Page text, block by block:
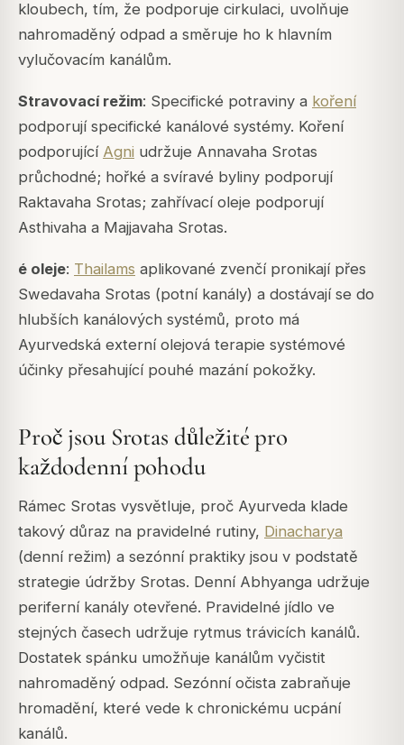
kloubech, tím, že podporuje cirkulaci, uvolňuje
nahromaděný odpad a směruje ho k hlavním
vylučovacím kanálům.
Stravovací režim: Specifické potraviny a koření
podporují specifické kanálové systémy. Koření
podporující Agni udržuje Annavaha Srotas
průchodné; hořké a svíravé byliny podporují
Raktavaha Srotas; zahřívací oleje podporují
Asthivaha a Majjavaha Srotas.
é oleje: Thailams aplikované zvenčí pronikají přes
Swedavaha Srotas (potní kanály) a dostávají se do
hlubších kanálových systémů, proto má
Ayurvedská externí olejová terapie systémové
účinky přesahující pouhé mazání pokožky.
Proč jsou Srotas důležité pro
každodenní pohodu
Rámec Srotas vysvětluje, proč Ayurveda klade
takový důraz na pravidelné rutiny, Dinacharya
(denní režim) a sezónní praktiky jsou v podstatě
strategie údržby Srotas. Denní Abhyanga udržuje
periferní kanály otevřené. Pravidelné jídlo ve
stejných časech udržuje rytmus trávicích kanálů.
Dostatek spánku umožňuje kanálům vyčistit
nahromaděný odpad. Sezónní očista zabraňuje
hromadění, které vede k chronickému ucpání
kanálů.